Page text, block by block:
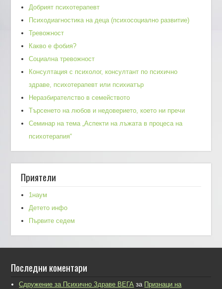
Добрият психотерапевт
Психодиагностика на деца (психосоциално развитие)
Тревожност
Какво е фобия?
Социална тревожност
Консултация с психолог, консултант по психично
здраве, психотерапевт или психиатър
Неразбирателство в семейството
Търсенето на любов и недоверието, което ни пречи
Семинар на тема „Аспекти на лъжата в процеса на
психотерапия“
Приятели
1наум
Детето инфо
Първите седем
Последни коментари
Сдружение за Психично Здраве ВЕГА за Признаци на